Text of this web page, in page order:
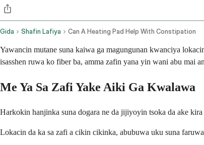
Gida Shafin Lafiya Can A Heating Pad Help With Constipation
Yawancin mutane suna kaiwa ga magungunan kwanciya
isasshen ruwa ko fiber ba, amma zafin yana yin wani abu mai
Me Ya Sa Zafi Yake Aiki Ga Kwalawa
Harkokin hanjinka suna dogara ne da jijiyoyin tsoka da ake
Lokacin da ka sa zafi a cikin cikinka, abubuwa uku suna